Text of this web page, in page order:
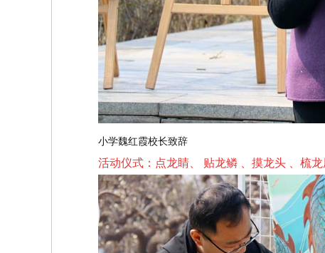
小学魏红霞校长致辞
活动仪式：点龙睛、 贴龙鳞 、 摸龙头 、梳